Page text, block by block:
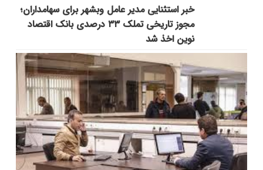
خبر استثنایی مدیر عامل وبشهر برای سهامداران؛
مجوز تاریخی تملک ۳۳ درصدی بانک اقتصاد
نوین اخذ شد